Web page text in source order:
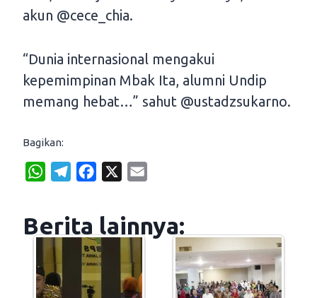
akun @cece_chia.
“Dunia internasional mengakui
kepemimpinan Mbak Ita, alumni Undip
memang hebat…” sahut @ustadzsukarno.
Bagikan:
W
t
s
A
p
e
e
b
o
i
Berita lainnya: